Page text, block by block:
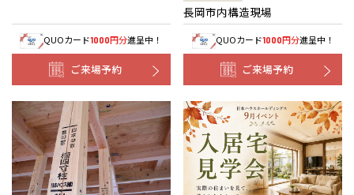
QUOカード1000円分進呈中！
ご来場予約
長岡市内構造現場
QUOカード1000円分進呈中！
ご来場予約